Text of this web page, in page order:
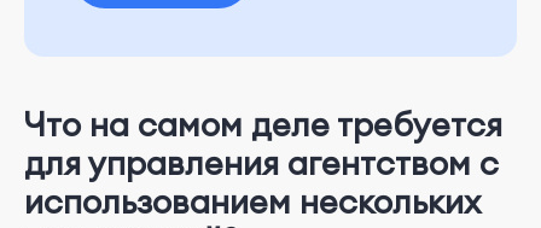
Что на самом деле требуется
для управления агентством с
использованием нескольких